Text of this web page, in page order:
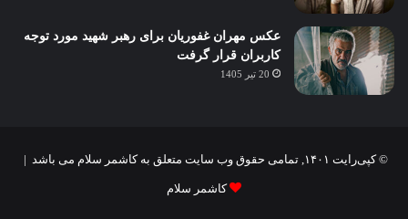
عکس مهران غفوریان برای رهبر شهید مورد توجه
کاربران قرار گرفت
20 تیر 1405
© کپی‌رایت ۱۴۰۱, تمامی حقوق وب سایت متعلق به کاشمر سلام می باشد |
کاشمر سلام